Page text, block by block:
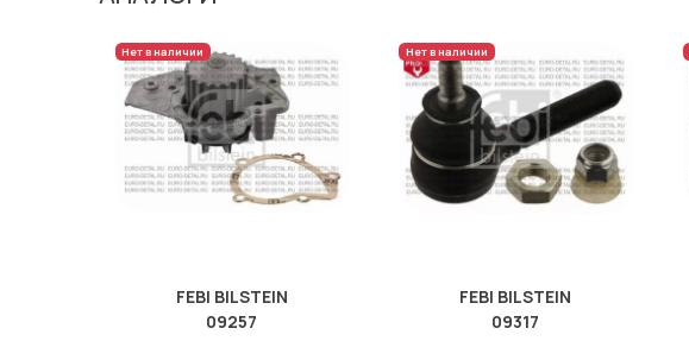
Нет в наличии
FEBI BILSTEIN
09257
Нет в наличии
FEBI BILSTEIN
09317